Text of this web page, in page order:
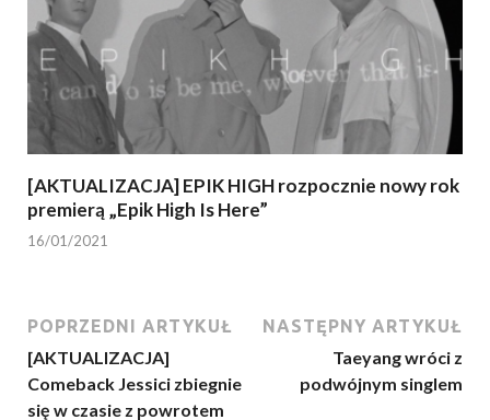
[AKTUALIZACJA] EPIK HIGH rozpocznie nowy rok
premierą „Epik High Is Here”
16/01/2021
POPRZEDNI ARTYKUŁ
[AKTUALIZACJA]
Comeback Jessici zbiegnie
się w czasie z powrotem
NASTĘPNY ARTYKUŁ
Taeyang wróci z
podwójnym singlem